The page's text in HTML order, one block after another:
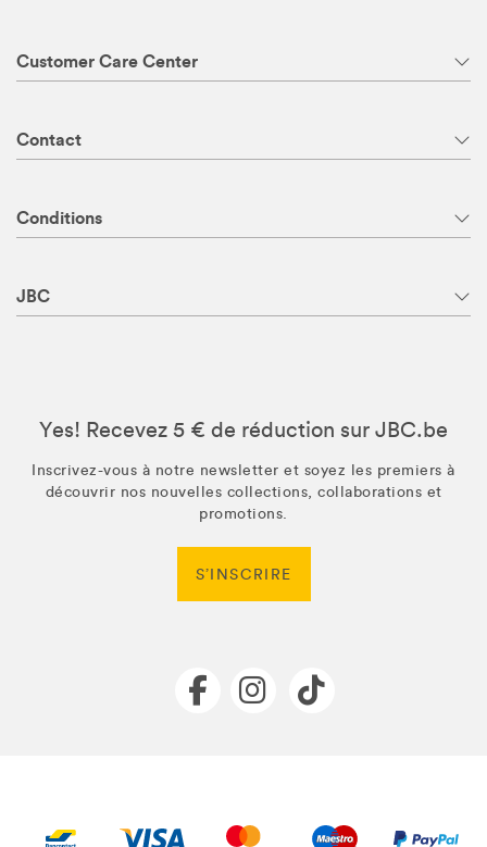
Customer Care Center
Contact
Conditions
JBC
Yes! Recevez 5 € de réduction sur JBC.be
Inscrivez-vous à notre newsletter et soyez les premiers à
découvrir nos nouvelles collections, collaborations et
promotions.
S’INSCRIRE